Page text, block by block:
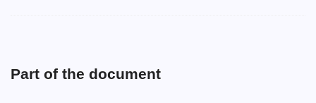
Part of the document